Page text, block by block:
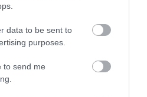
data to be sent to
purposes.
to send me
του
ειδήσεις